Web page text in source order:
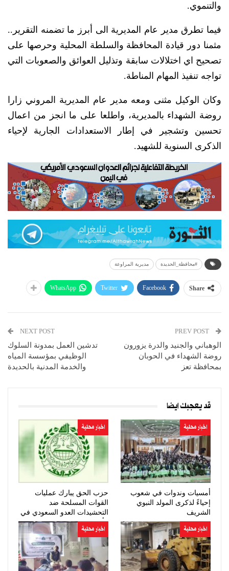
والتنموي.
فيما تطرق مدير عام المديرية الى أبرز ما تضمنه التقرير..
مثمنا دور قيادة المحافظة والسلطة المحلية وحرصها على
تصحيح اي اختلالات سابقة وتذليل العوائق والصعوبات التي
تواجه تنفيذ المهام المناطة.
وكان الوكيل مثنى ومعه مدير عام المديرية المروني زارا
روضة الشهداء بالمديرية، واطلعا على ما انجز من اعمال
تحسين وتشجير في إطار الاستعدادات الجارية لإحياء
الذكرى السنوية للشهيد.
#محافظة_الحديدة مديرية المراوعة
Share
Facebook
Twitter
WhatsApp
الوهباني والجنيد والدرة يزورون
روضة الشهداء في الحوبان
بمحافظة تعز
NEXT POST
تدشين العمل بمدونة السلوك
الوظيفي بمؤسسة المياه
والخدمة المدنية بالحديدة
قد يعجبك ايضا
اخبار محلية
أمسيات وندوات في شعوب
إحياءً لذكرى المولد النبوي
الشريف
اخبار محلية
حزب الحق يبارك عمليات
القوات المسلحة ضد
التحشيدات العدو السعودي في
مأرب وحضرموت
اخبار محلية اخبار محلية